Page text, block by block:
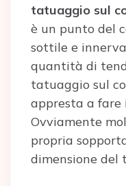
tatuaggio sul
è un punto del
sottile e
quantità di
tatuaggio sul
appresta a fare
Ovviamente
propria
dimensione del